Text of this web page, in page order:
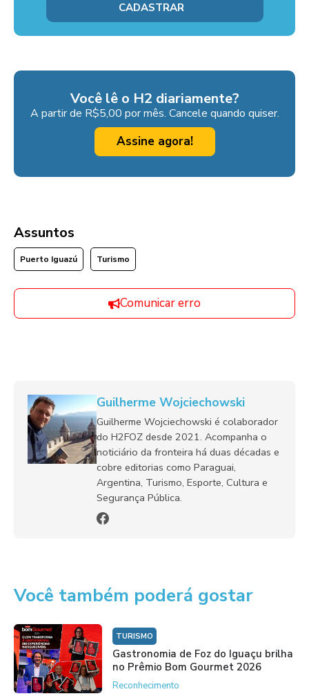
Você lê o H2 diariamente?
A partir de R$5,00 por mês. Cancele quando quiser.
Assine agora!
Assuntos
Puerto Iguazú Turismo
Comunicar erro
Guilherme Wojciechowski
Guilherme Wojciechowski é colaborador
do H2FOZ desde 2021. Acompanha o
noticiário da fronteira há duas décadas e
cobre editorias como Paraguai,
Argentina, Turismo, Esporte, Cultura e
Segurança Pública.
Você também poderá gostar
TURISMO
Gastronomia de Foz do Iguaçu brilha
no Prêmio Bom Gourmet 2026
Reconhecimento